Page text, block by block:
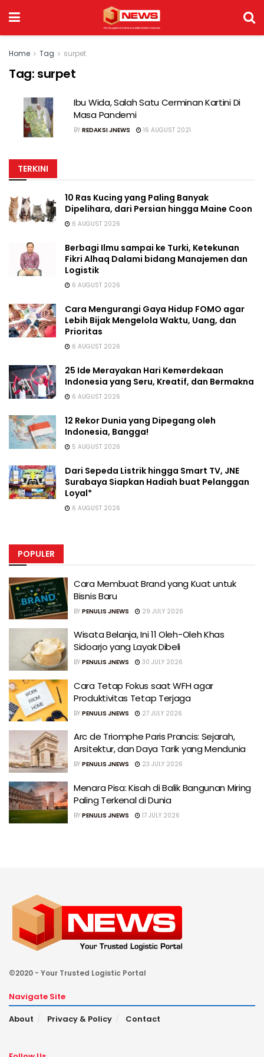
Home Tag surpet
Tag: surpet
Ibu Wida, Salah Satu Cerminan Kartini Di
Masa Pandemi
BY REDAKSI JNEWS 16 AUGUST 2021
TERKINI
10 Ras Kucing yang Paling Banyak
Dipelihara, dari Persian hingga Maine Coon
6 AUGUST 2026
Berbagi Ilmu sampai ke Turki, Ketekunan
Fikri Alhaq Dalami bidang Manajemen dan
Logistik
6 AUGUST 2026
Cara Mengurangi Gaya Hidup FOMO agar
Lebih Bijak Mengelola Waktu, Uang, dan
Prioritas
6 AUGUST 2026
25 Ide Merayakan Hari Kemerdekaan
Indonesia yang Seru, Kreatif, dan Bermakna
6 AUGUST 2026
12 Rekor Dunia yang Dipegang oleh
Indonesia, Bangga!
5 AUGUST 2026
Dari Sepeda Listrik hingga Smart TV, JNE
Surabaya Siapkan Hadiah buat Pelanggan
Loyal*
6 AUGUST 2026
POPULER
Cara Membuat Brand yang Kuat untuk
Bisnis Baru
BY PENULIS JNEWS 29 JULY 2026
Wisata Belanja, Ini 11 Oleh-Oleh Khas
Sidoarjo yang Layak Dibeli
BY PENULIS JNEWS 30 JULY 2026
Cara Tetap Fokus saat WFH agar
Produktivitas Tetap Terjaga
BY PENULIS JNEWS 27 JULY 2026
Arc de Triomphe Paris Prancis: Sejarah,
Arsitektur, dan Daya Tarik yang Mendunia
BY PENULIS JNEWS 23 JULY 2026
Menara Pisa: Kisah di Balik Bangunan Miring
Paling Terkenal di Dunia
BY PENULIS JNEWS 17 JULY 2026
©2020 - Your Trusted Logistic Portal
Navigate Site
About
Privacy & Policy Contact